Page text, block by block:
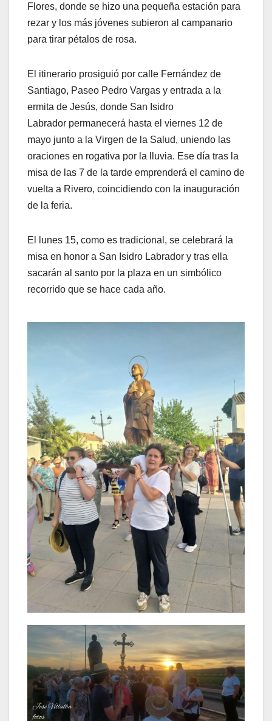
Flores, donde se hizo una pequeña estación para
rezar y los más jóvenes subieron al campanario
para tirar pétalos de rosa.
El itinerario prosiguió por calle Fernández de
Santiago, Paseo Pedro Vargas y entrada a la
ermita de Jesús, donde San Isidro
Labrador permanecerá hasta el viernes 12 de
mayo junto a la Virgen de la Salud, uniendo las
oraciones en rogativa por la lluvia. Ese día tras la
misa de las 7 de la tarde emprenderá el camino de
vuelta a Rivero, coincidiendo con la inauguración
de la feria.
El lunes 15, como es tradicional, se celebrará la
misa en honor a San Isidro Labrador y tras ella
sacarán al santo por la plaza en un simbólico
recorrido que se hace cada año.